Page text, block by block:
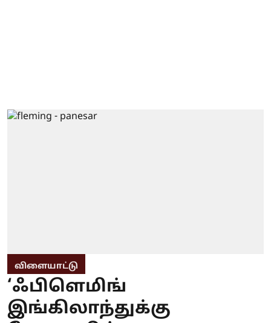
விளையாட்டு
‘ஃபிளெமிங்
இங்கிலாந்துக்கு